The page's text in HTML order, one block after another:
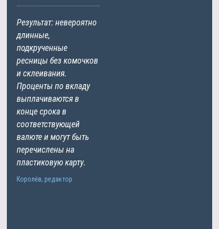
Результат: невероятно
длинные,
подкрученные
ресницы без комочков
и склеивания.
Проценты по вкладу
выплачиваются в
конце срока в
соответствующей
валюте и могут быть
перечислены на
пластиковую карту.
Королёв, редактор